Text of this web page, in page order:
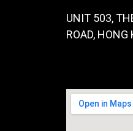
UNIT 503,
ROAD, HONG